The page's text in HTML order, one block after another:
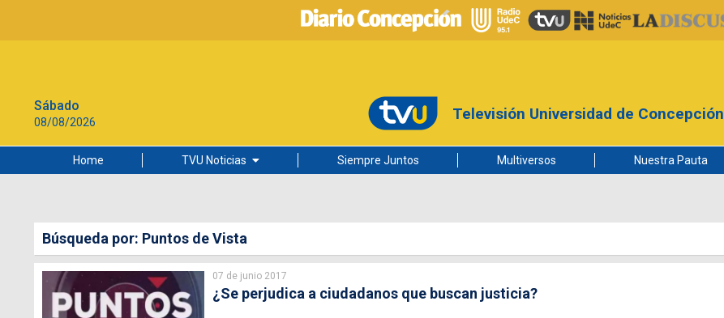
Sábado
08/08/2026 Televisión Universidad de Concepción
Home TVU Noticias
Ciudad
Universidad de Concepción
Siempre Juntos Multiversos Nuestra Pauta
Búsqueda por: Puntos de Vista
07 de junio 2017
¿Se perjudica a ciudadanos que buscan justicia?